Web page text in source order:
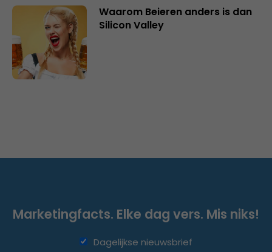
Waarom Beieren anders is dan
Silicon Valley
Marketingfacts. Elke dag vers. Mis niks!
Dagelijkse nieuwsbrief